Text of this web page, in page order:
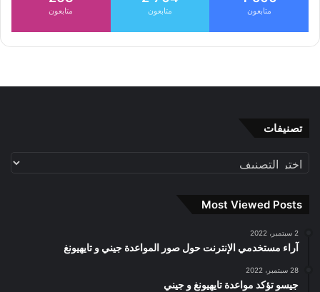
متابعون متابعون متابعون
تصنيفات
تصنيفات
Most Viewed Posts
2 سبتمبر، 2022
آراء مستخدمي الإنترنت حول صور المواعدة جيني و تايهيونغ
28 سبتمبر، 2022
جيسو تؤكد مواعدة تايهيونغ و جيني